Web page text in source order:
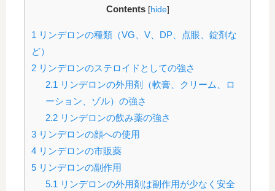
Contents [hide]
1 リンデロンの種類（VG、V、DP、点眼、錠剤な
ど）
2 リンデロンのステロイドとしての強さ
2.1 リンデロンの外用剤（軟膏、クリーム、ロ
ーション、ゾル）の強さ
2.2リンデロンの飲み薬の強さ
3 リンデロンの顔への使用
4 リンデロンの市販薬
5 リンデロンの副作用
5.1 リンデロンの外用剤は副作用が少なく安全